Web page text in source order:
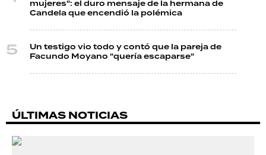
mujeres": el duro mensaje de la hermana de
Candela que encendió la polémica
Un testigo vio todo y contó que la pareja de
Facundo Moyano "quería escaparse"
ÚLTIMAS NOTICIAS